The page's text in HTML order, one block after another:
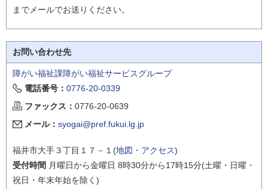
までメールでお送りください。
お問い合わせ先
障がい福祉課障がい福祉サービスグループ
電話番号： 0776-20-0339
ファックス： 0776-20-0639
メール： syogai@pref.fukui.lg.jp
福井市大手３丁目１７－１(地図・アクセス)
受付時間 月曜日から金曜日 8時30分から17時15分(土曜・日曜・
祝日・年末年始を除く)